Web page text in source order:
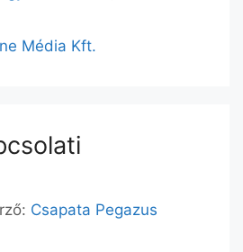
Média Kft.
Csapata Pegazus